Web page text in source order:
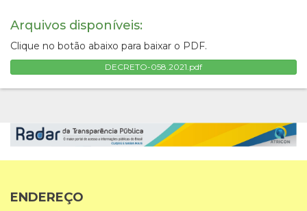
Arquivos disponíveis:
Clique no botão abaixo para baixar o PDF.
DECRETO-058.2021.pdf
ENDEREÇO